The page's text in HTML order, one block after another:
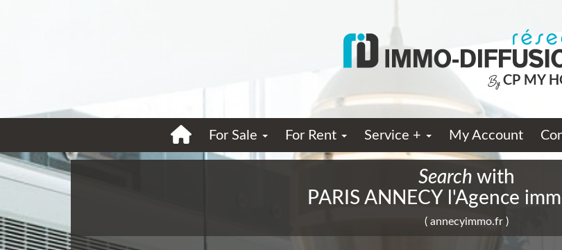
ByCP MY
For Sale For Rent Service + My Account
Search with
PARIS ANNECY l'Agence
( annecyimmo.fr )